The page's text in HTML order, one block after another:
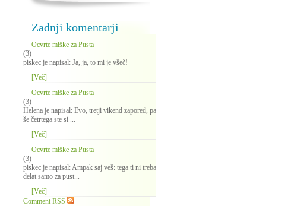
Zadnji komentarji
Ocvrte miške za Pusta
(3)
piskec je napisal: Ja, ja, to mi je všeč!
[Več]
Ocvrte miške za Pusta
(3)
Helena je napisal: Evo, tretji vikend zapored, pa
še četrtega ste si ...
[Več]
Ocvrte miške za Pusta
(3)
piskec je napisal: Ampak saj veš: tega ti ni treba
delat samo za pust...
[Več]
Comment RSS